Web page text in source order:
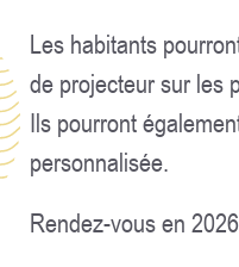
Les habitants
de projecteur sur les
Ils pourront
personnalisée.
Rendez-vous en